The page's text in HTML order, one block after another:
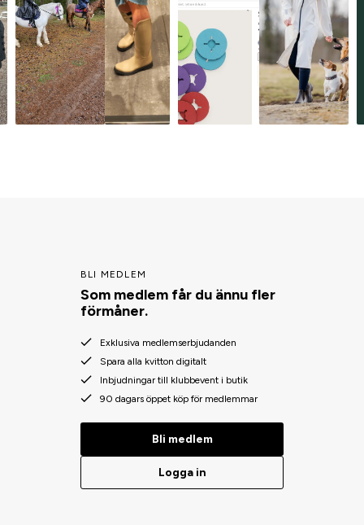
BLI MEDLEM
Som medlem får du ännu fler
förmåner.
Exklusiva medlemserbjudanden
Spara alla kvitton digitalt
Inbjudningar till klubbevent i butik
90 dagars öppet köp för medlemmar
Bli medlem
Logga in